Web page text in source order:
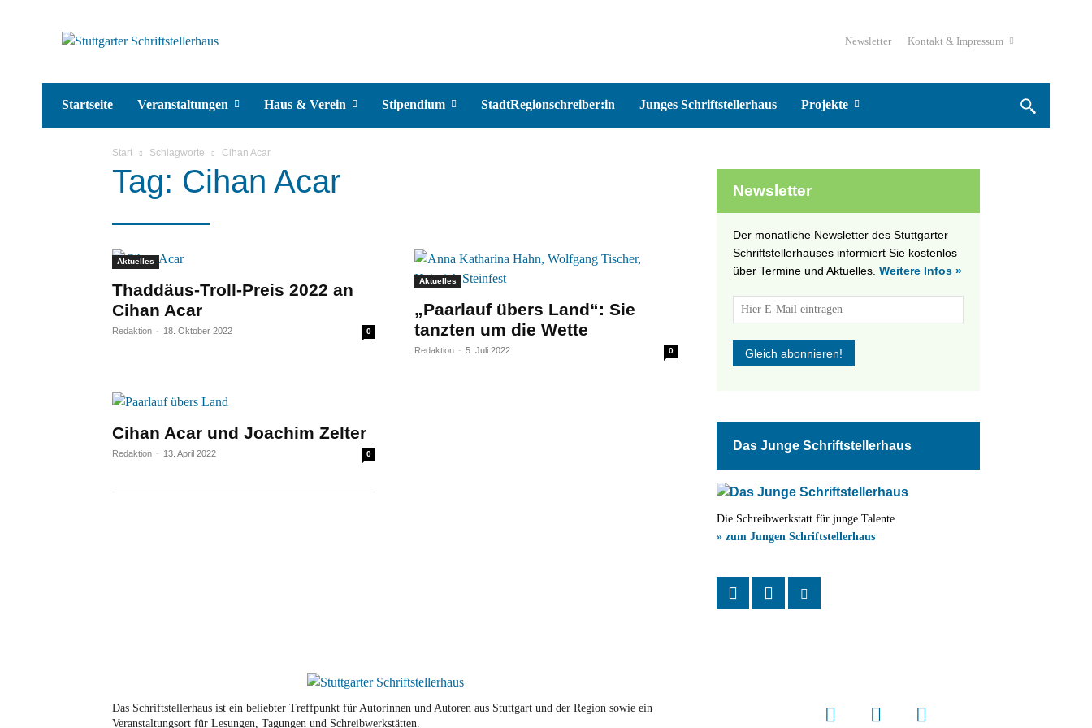
Newsletter Kontakt & Impressum
Startseite Veranstaltungen Haus & Verein Stipendium StadtRegionschreiber:in Junges Schriftstellerhaus Projekte
Start Schlagworte Cihan Acar
Tag: Cihan Acar
Aktuelles
Thaddäus-Troll-Preis 2022 an
Cihan Acar
Redaktion - 18. Oktober 2022 0
Aktuelles
„Paarlauf übers Land“: Sie
tanzten um die Wette
Redaktion - 5. Juli 2022 0
Cihan Acar und Joachim Zelter
Redaktion - 13. April 2022 0
Newsletter
Der monatliche Newsletter des Stuttgarter
Schriftstellerhauses informiert Sie kostenlos
über Termine und Aktuelles. Weitere Infos »
Das Junge Schriftstellerhaus
Die Schreibwerkstatt für junge Talente
» zum Jungen Schriftstellerhaus
Das Schriftstellerhaus ist ein beliebter Treffpunkt für Autorinnen und Autoren aus Stuttgart und der Region sowie ein
Veranstaltungsort für Lesungen, Tagungen und Schreibwerkstätten.